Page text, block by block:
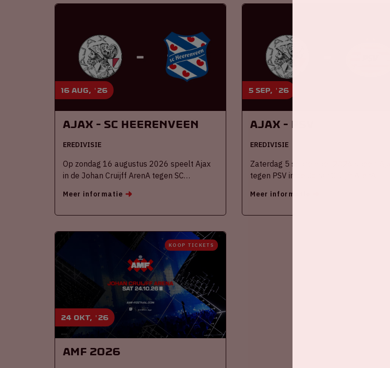
16 aug, '26
Ajax - SC Heerenveen
EREDIVISIE
Op zondag 16 augustus 2026 speelt Ajax
in de Johan Cruijff ArenA tegen SC
Meer informatie
5 sep, '26
Ajax - PSV
EREDIVISIE
Zaterdag 5 september 2026 speelt Ajax
tegen PSV in de Johan Cruijff ArenA.
Meer informatie
24 okt, '26
KOOP TICKETS
AMF 2026